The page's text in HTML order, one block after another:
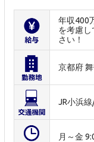
年収400
を考慮
さい！
京都府
JR小浜
月～金